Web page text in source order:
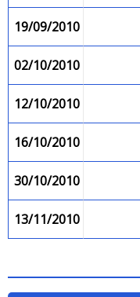
19/09/2010
02/10/2010
12/10/2010
16/10/2010
30/10/2010
13/11/2010